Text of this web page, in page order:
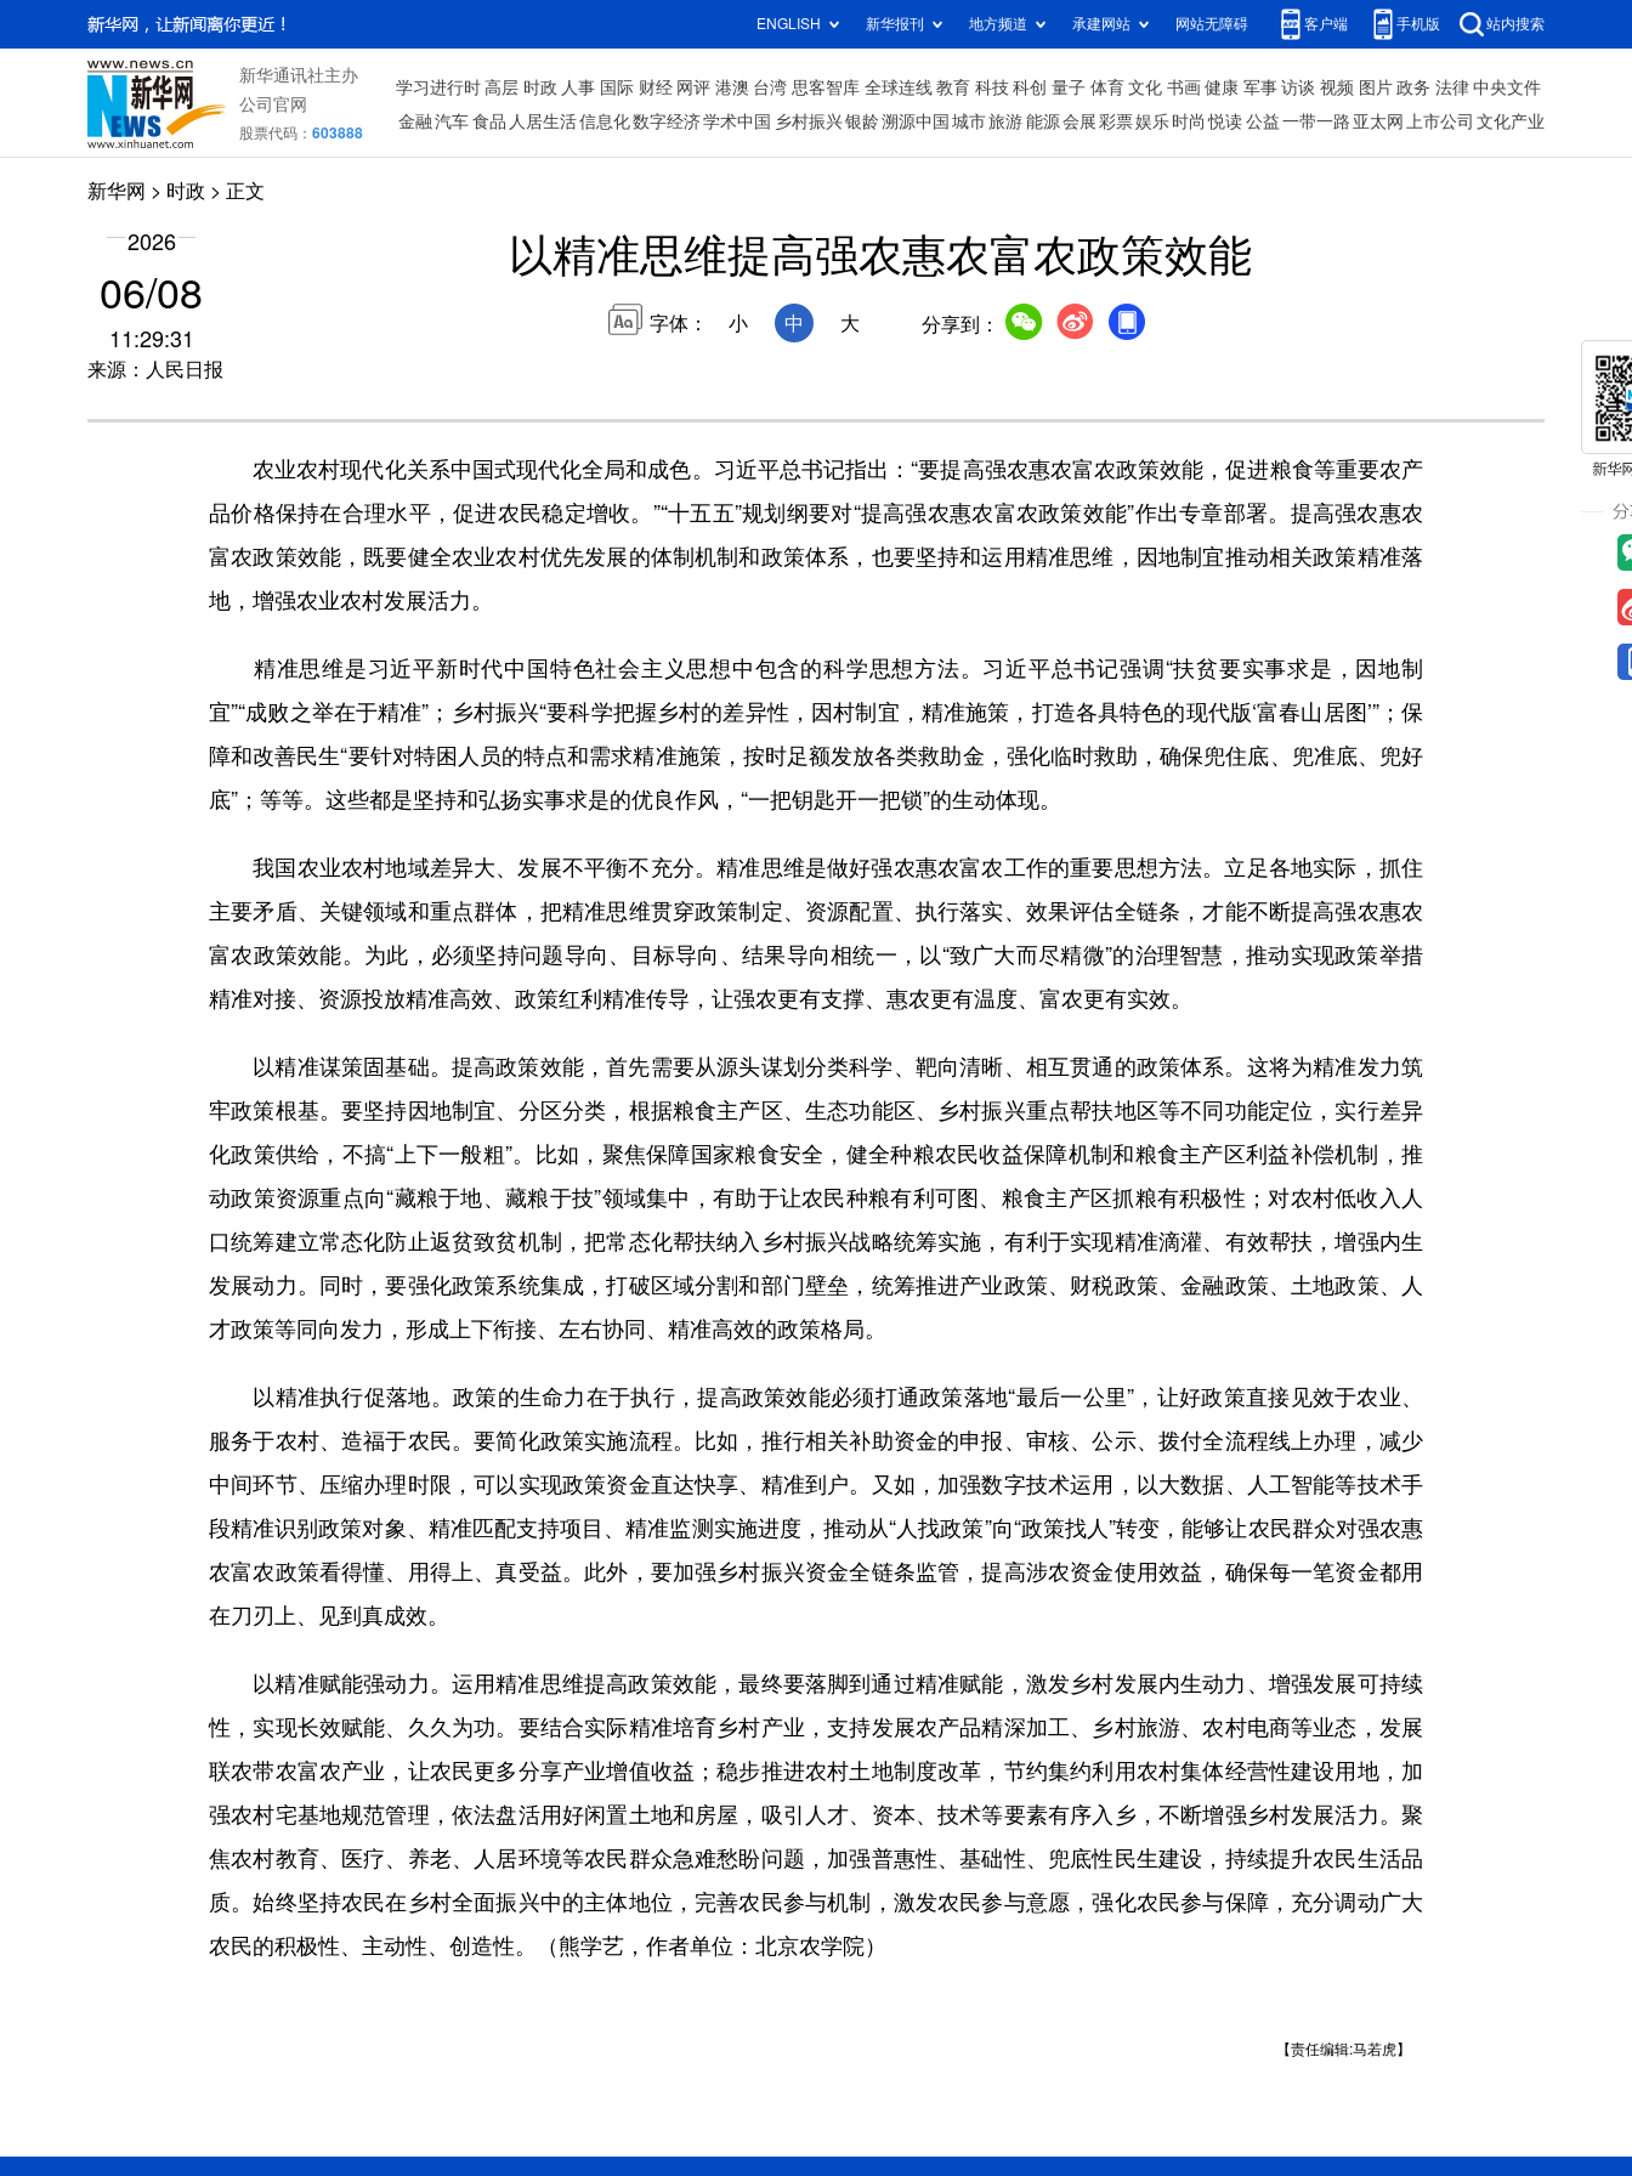
ENGLISH 新华报刊 地方频道 承建网站 网站无障碍 客户端 手机版 站内搜索
新华通讯社主办
公司官网
股票代码： 603888
学习进行时 高层 时政 人事 国际 财经 网评 港澳 台湾 思客智库 全球连线 教育 科技 科创 量子 体育 文化 书画 健康 军事 访谈 视频 图片 政务 法律 中央文件
金融 汽车 食品 人居生活信息化数字经济学术中国 乡村振兴银龄溯源中国 城市旅游 能源 会展 彩票娱乐 时尚 悦读 公益 一带一路 亚太网 上市公司 文化产业
新华网 > 时政 > 正文
2026
06/08
11:29:31
来源：人民日报
以精准思维提高强农惠农富农政策效能
字体： 小 中 大 分享到：
农业农村现代化关系中国式现代化全局和成色。习近平总书记指出：“要提高强农惠农富农政策效能，促进粮食等重要农产
品价格保持在合理水平，促进农民稳定增收。”“十五五”规划纲要对“提高强农惠农富农政策效能”作出专章部署。提高强农惠农
富农政策效能，既要健全农业农村优先发展的体制机制和政策体系，也要坚持和运用精准思维，因地制宜推动相关政策精准落
地，增强农业农村发展活力。
精准思维是习近平新时代中国特色社会主义思想中包含的科学思想方法。习近平总书记强调“扶贫要实事求是，因地制
宜”“成败之举在于精准”；乡村振兴“要科学把握乡村的差异性，因村制宜，精准施策，打造各具特色的现代版‘富春山居图’”；保
障和改善民生“要针对特困人员的特点和需求精准施策，按时足额发放各类救助金，强化临时救助，确保兜住底、兜准底、兜好
底”；等等。这些都是坚持和弘扬实事求是的优良作风，“一把钥匙开一把锁”的生动体现。
我国农业农村地域差异大、发展不平衡不充分。精准思维是做好强农惠农富农工作的重要思想方法。立足各地实际，抓住
主要矛盾、关键领域和重点群体，把精准思维贯穿政策制定、资源配置、执行落实、效果评估全链条，才能不断提高强农惠农
富农政策效能。为此，必须坚持问题导向、目标导向、结果导向相统一，以“致广大而尽精微”的治理智慧，推动实现政策举措
精准对接、资源投放精准高效、政策红利精准传导，让强农更有支撑、惠农更有温度、富农更有实效。
以精准谋策固基础。提高政策效能，首先需要从源头谋划分类科学、靶向清晰、相互贯通的政策体系。这将为精准发力筑
牢政策根基。要坚持因地制宜、分区分类，根据粮食主产区、生态功能区、乡村振兴重点帮扶地区等不同功能定位，实行差异
化政策供给，不搞“上下一般粗”。比如，聚焦保障国家粮食安全，健全种粮农民收益保障机制和粮食主产区利益补偿机制，推
动政策资源重点向“藏粮于地、藏粮于技”领域集中，有助于让农民种粮有利可图、粮食主产区抓粮有积极性；对农村低收入人
口统筹建立常态化防止返贫致贫机制，把常态化帮扶纳入乡村振兴战略统筹实施，有利于实现精准滴灌、有效帮扶，增强内生
发展动力。同时，要强化政策系统集成，打破区域分割和部门壁垒，统筹推进产业政策、财税政策、金融政策、土地政策、人
才政策等同向发力，形成上下衔接、左右协同、精准高效的政策格局。
以精准执行促落地。政策的生命力在于执行，提高政策效能必须打通政策落地“最后一公里”，让好政策直接见效于农业、
服务于农村、造福于农民。要简化政策实施流程。比如，推行相关补助资金的申报、审核、公示、拨付全流程线上办理，减少
中间环节、压缩办理时限，可以实现政策资金直达快享、精准到户。又如，加强数字技术运用，以大数据、人工智能等技术手
段精准识别政策对象、精准匹配支持项目、精准监测实施进度，推动从“人找政策”向“政策找人”转变，能够让农民群众对强农惠
农富农政策看得懂、用得上、真受益。此外，要加强乡村振兴资金全链条监管，提高涉农资金使用效益，确保每一笔资金都用
在刀刃上、见到真成效。
以精准赋能强动力。运用精准思维提高政策效能，最终要落脚到通过精准赋能，激发乡村发展内生动力、增强发展可持续
性，实现长效赋能、久久为功。要结合实际精准培育乡村产业，支持发展农产品精深加工、乡村旅游、农村电商等业态，发展
联农带农富农产业，让农民更多分享产业增值收益；稳步推进农村土地制度改革，节约集约利用农村集体经营性建设用地，加
强农村宅基地规范管理，依法盘活用好闲置土地和房屋，吸引人才、资本、技术等要素有序入乡，不断增强乡村发展活力。聚
焦农村教育、医疗、养老、人居环境等农民群众急难愁盼问题，加强普惠性、基础性、兜底性民生建设，持续提升农民生活品
质。始终坚持农民在乡村全面振兴中的主体地位，完善农民参与机制，激发农民参与意愿，强化农民参与保障，充分调动广大
农民的积极性、主动性、创造性。（熊学艺，作者单位：北京农学院）
【责任编辑:马若虎】